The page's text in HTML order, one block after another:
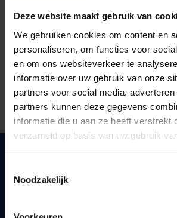
Deze website maakt gebruik van
We gebruiken cookies om content en
personaliseren, om functies voor
en om ons websiteverkeer te
informatie over uw gebruik van onze
partners voor social media,
partners kunnen deze gegevens
informatie die u aan ze heeft verstrekt
verzameld op basis van uw gebruik
Noodzakelijk
Snel naar